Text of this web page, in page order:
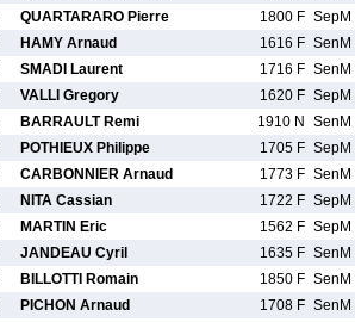
QUARTARARO Pierre 1800 F SepM
HAMY Arnaud 1616 F SenM
SMADI Laurent 1716 F SenM
VALLI Gregory 1620 F SepM
BARRAULT Remi 1910 N
SenM
POTHIEUX Philippe 1705 F SepM
CARBONNIER Arnaud 1773 F SenM
NITA Cassian 1722 F SepM
MARTIN Eric 1562 F SepM
JANDEAU Cyril 1635 F SenM
BILLOTTI Romain 1850 F SenM
PICHON Arnaud 1708 F SenM